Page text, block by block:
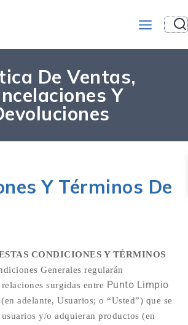
De Ventas,
Y
Y Términos De
CONDICIONES Y TÉRMINOS
Generales regularán
surgidas entre Punto Limpio
adelante, Usuarios; o “Usted”) que se
y/o adquieran productos (en